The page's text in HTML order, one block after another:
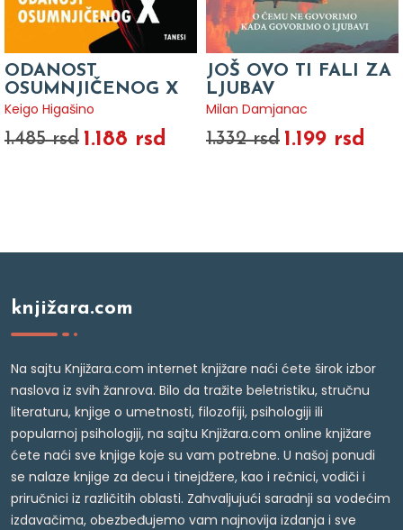
ODANOST
OSUMNJIČENOG X
Keigo Higašino
1.485 rsd 1.188 rsd
JOŠ OVO TI FALI ZA
LJUBAV
Milan Damjanac
1.332 rsd 1.199 rsd
knjižara.com
Na sajtu Knjižara.com internet knjižare naći ćete širok izbor
naslova iz svih žanrova. Bilo da tražite beletristiku, stručnu
literaturu, knjige o umetnosti, filozofiji, psihologiji ili
popularnoj psihologiji, na sajtu Knjižara.com online knjižare
ćete naći sve knjige koje su vam potrebne. U našoj ponudi
se nalaze knjige za decu i tinejdžere, kao i rečnici, vodiči i
priručnici iz različitih oblasti. Zahvaljujući saradnji sa vodećim
izdavačima, obezbeđujemo vam najnovija izdanja i sve